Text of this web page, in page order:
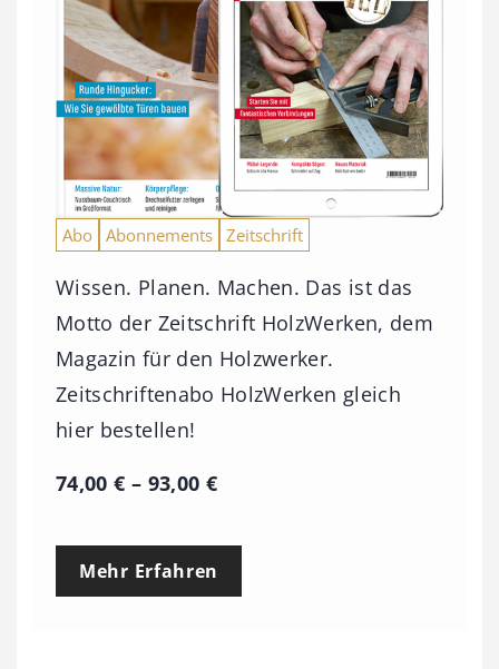
Abo Abonnements Zeitschrift
Wissen. Planen. Machen. Das ist das
Motto der Zeitschrift HolzWerken, dem
Magazin für den Holzwerker.
Zeitschriftenabo HolzWerken gleich
hier bestellen!
74,00€ – 93,00 €P
e
Mehr Erfahren